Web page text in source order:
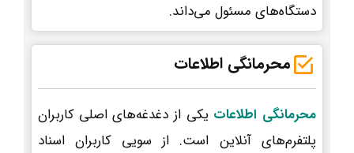
دستگاه‌های مسئول می‌داند.
محرمانگی اطلاعات
محرمانگی اطلاعات یکی از دغدغه‌های اصلی کاربران
پلتفرم‌های آنلاین است. از سویی کاربران اسناد